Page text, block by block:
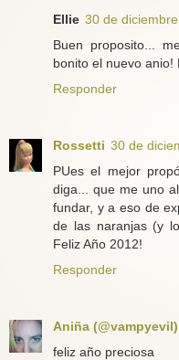
Ellie 30 de
Buen proposito...
bonito el nuevo anio!
Responder
Rossetti 30 de
PUes el mejor
diga... que me uno
fundar, y a eso de
de las naranjas (y
Feliz Año 2012!
Responder
Aniña (@vampyevil)
feliz año preciosa